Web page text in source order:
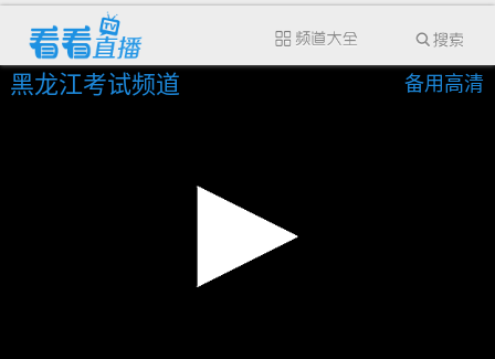
黑龙江考试频道 备用高清